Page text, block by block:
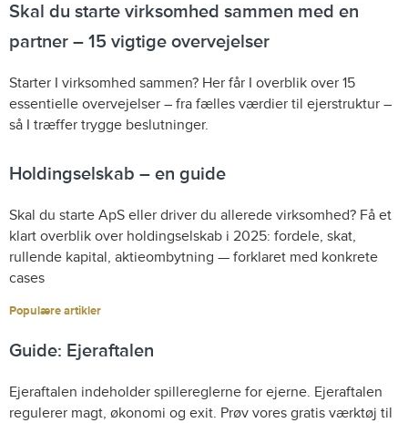
Skal du starte virksomhed sammen med en
partner – 15 vigtige overvejelser
Starter I virksomhed sammen? Her får I overblik over 15
essentielle overvejelser – fra fælles værdier til ejerstruktur –
så I træffer trygge beslutninger.
Holdingselskab – en guide
Skal du starte ApS eller driver du allerede virksomhed? Få et
klart overblik over holdingselskab i 2025: fordele, skat,
rullende kapital, aktieombytning — forklaret med konkrete
cases
Populære artikler
Guide: Ejeraftalen
Ejeraftalen indeholder spillereglerne for ejerne. Ejeraftalen
regulerer magt, økonomi og exit. Prøv vores gratis værktøj til